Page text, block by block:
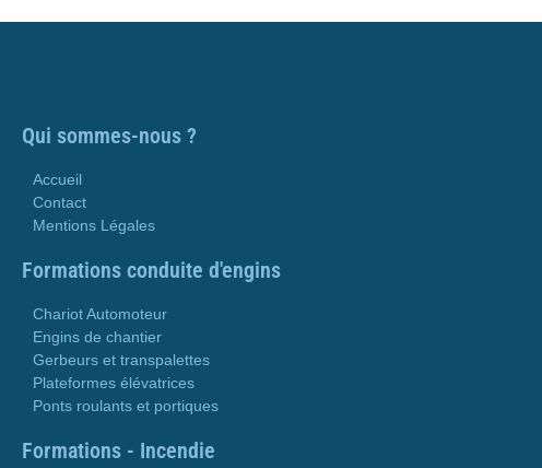
Qui sommes-nous ?
Accueil
Contact
Mentions Légales
Formations conduite d'engins
Chariot Automoteur
Engins de chantier
Gerbeurs et transpalettes
Plateformes élévatrices
Ponts roulants et portiques
Formations - Incendie